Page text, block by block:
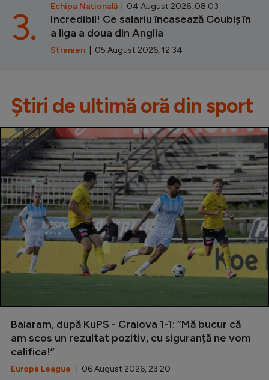
Echipa Națională | 04 August 2026, 08:03
Incredibil! Ce salariu încasează Coubiș în
a liga a doua din Anglia
Stranieri | 05 August 2026, 12:34
3.
Știri de ultimă oră din sport
Baiaram, după KuPS - Craiova 1-1: ”Mă bucur că
am scos un rezultat pozitiv, cu siguranță ne vom
califica!”
Europa League | 06 August 2026, 23:20